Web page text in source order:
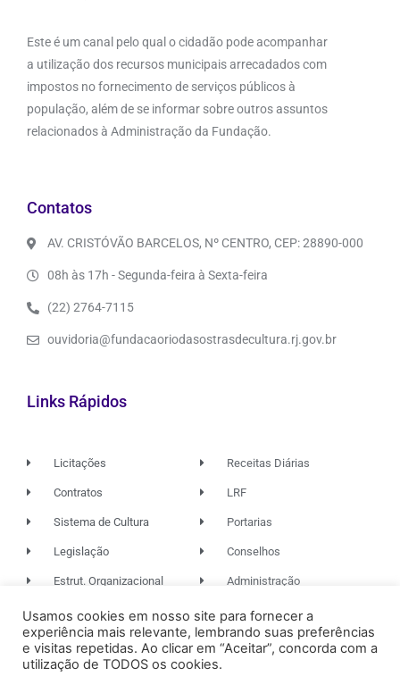
Este é um canal pelo qual o cidadão pode acompanhar
a utilização dos recursos municipais arrecadados com
impostos no fornecimento de serviços públicos à
população, além de se informar sobre outros assuntos
relacionados à Administração da Fundação.
Contatos
AV. CRISTÓVÃO BARCELOS, Nº CENTRO, CEP: 28890-000
08h às 17h - Segunda-feira à Sexta-feira
(22) 2764-7115
ouvidoria@fundacaoriodasostrasdecultura.rj.gov.br
Links Rápidos
Licitações
Contratos
Sistema de Cultura
Legislação
Estrut. Organizacional
Receitas Diárias
LRF
Portarias
Conselhos
Administração
© 2026. TODOS OS DIREITOS RESERVADOS.
Usamos cookies em nosso site para fornecer a
experiência mais relevante, lembrando suas preferências
e visitas repetidas. Ao clicar em “Aceitar”, concorda com a
utilização de TODOS os cookies.